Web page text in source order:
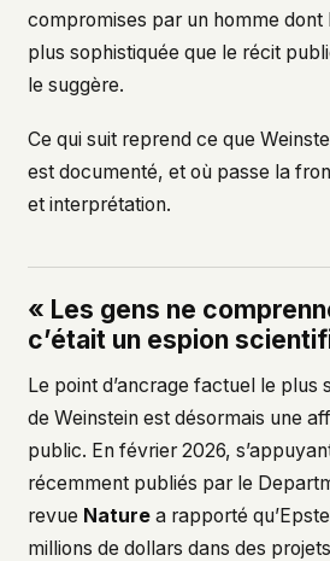
compromises par un homme dont
plus sophistiquée que le récit
le suggère.
Ce qui suit reprend ce que
est documenté, et où passe la
et interprétation.
« Les gens ne
c’était un espion
Le point d’ancrage factuel le plus
de Weinstein est désormais une
public. En février 2026,
récemment publiés par le
revue Naturea rapporté
millions de dollars dans des